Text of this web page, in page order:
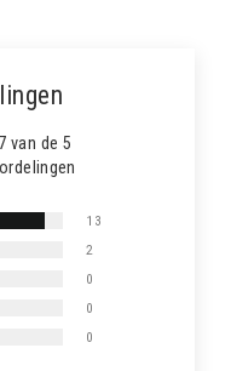
van de 5
13
2
0
0
0